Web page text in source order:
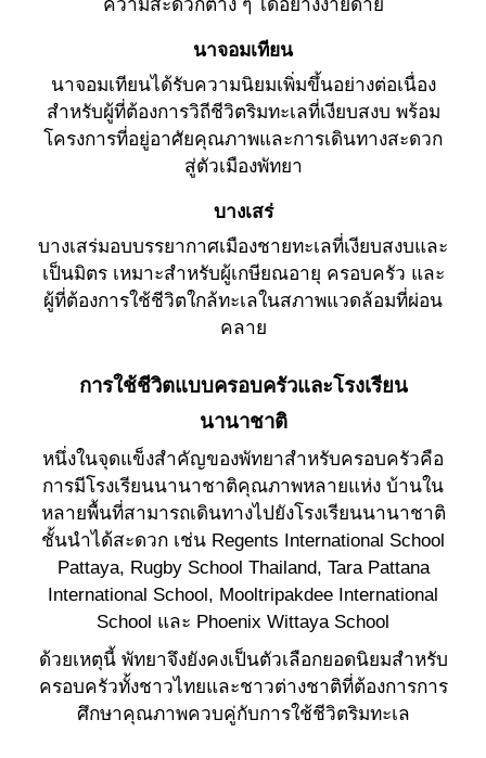
นาจอมเทียน
นาจอมเทียนได้รับความนิยมเพิ่มขึ้นอย่างต่อเนื่อง
สำหรับผู้ที่ต้องการวิถีชีวิตริมทะเลที่เงียบสงบ พร้อม
โครงการที่อยู่อาศัยคุณภาพและการเดินทางสะดวก
สู่ตัวเมืองพัทยา
บางเสร่
บางเสร่มอบบรรยากาศเมืองชายทะเลที่เงียบสงบและ
เป็นมิตร เหมาะสำหรับผู้เกษียณอายุ ครอบครัว และ
ผู้ที่ต้องการใช้ชีวิตใกล้ทะเลในสภาพแวดล้อมที่ผ่อน
คลาย
การใช้ชีวิตแบบครอบครัวและโรงเรียน
นานาชาติ
หนึ่งในจุดแข็งสำคัญของพัทยาสำหรับครอบครัวคือ
การมีโรงเรียนนานาชาติคุณภาพหลายแห่ง บ้านใน
หลายพื้นที่สามารถเดินทางไปยังโรงเรียนนานาชาติ
ชั้นนำได้สะดวก เช่น Regents International School
Pattaya, Rugby School Thailand, Tara Pattana
International School, Mooltripakdee International
School และ Phoenix Wittaya School
ด้วยเหตุนี้ พัทยาจึงยังคงเป็นตัวเลือกยอดนิยมสำหรับ
ครอบครัวทั้งชาวไทยและชาวต่างชาติที่ต้องการการ
ศึกษาคุณภาพควบคู่กับการใช้ชีวิตริมทะเล